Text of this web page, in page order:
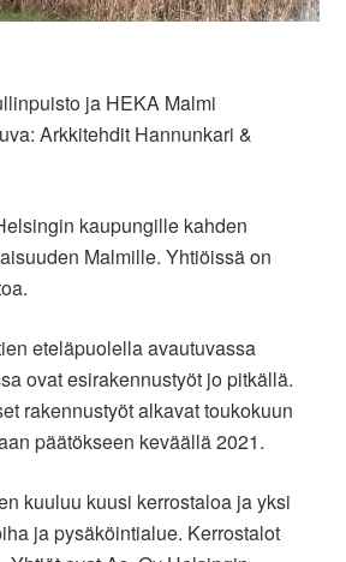
ja HEKA Malmi
Arkkitehdit Hannunkari &
kaupungille kahden
Malmille. Yhtiöissä on
eteläpuolella avautuvassa
ovat esirakennustyöt jo pitkällä.
rakennustyöt alkavat toukokuun
päätökseen keväällä 2021.
kuuluu kuusi kerrostaloa ja yksi
ja pysäköintialue. Kerrostalot